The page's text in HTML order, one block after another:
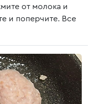
от молока и
и поперчите. Все